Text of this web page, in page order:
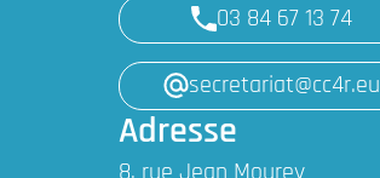
03 84 67 13 74
secretariat@cc4r.eu
Adresse
8, rue Jean Mourey